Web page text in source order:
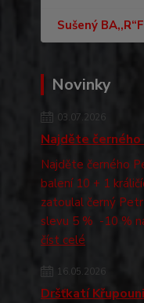
Sušený
Novinky
03.07.2026
Najděte
Najděte černého
balení 10 + 1
zatoulal černý
slevu 5 % -10 %
číst celé
16.05.2026
Dršťkatí Křupouni